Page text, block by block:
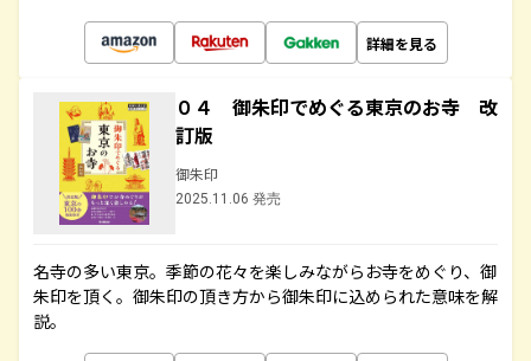
詳細を見る
０４ 御朱印でめぐる東京のお寺 改
訂版
御朱印
2025.11.06 発売
名寺の多い東京。季節の花々を楽しみながらお寺をめぐり、御
朱印を頂く。御朱印の頂き方から御朱印に込められた意味を解
説。